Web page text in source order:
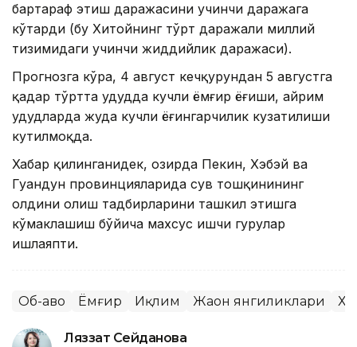
бартараф этиш даражасини учинчи даражага
кўтарди (бу Хитойнинг тўрт даражали миллий
тизимидаги учинчи жиддийлик даражаси).
Прогнозга кўра, 4 август кечқурундан 5 августга
қадар тўртта ҳудудда кучли ёмғир ёғиши, айрим
ҳудудларда жуда кучли ёғингарчилик кузатилиши
кутилмоқда.
Хабар қилинганидек, ҳозирда Пекин, Хэбэй ва
Гуандун провинцияларида сув тошқинининг
олдини олиш тадбирларини ташкил этишга
кўмаклашиш бўйича махсус ишчи гуруҳлар
ишлаяпти.
Об-ҳаво Ёмғир Иқлим Жаҳон янгиликлари
Ляззат Сейданова